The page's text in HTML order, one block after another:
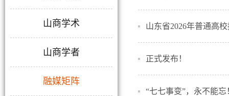
山商学术
山商学者
融媒矩阵
山东省2026年普通高
正式发布！
“七七事变”，永不能忘